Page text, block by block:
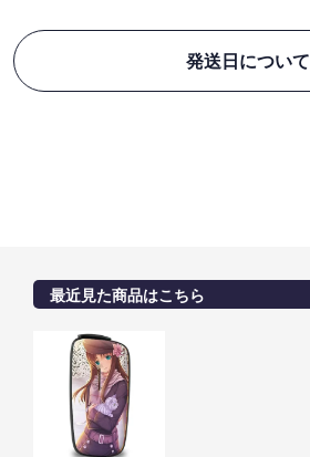
発送日について
最近見た商品はこちら